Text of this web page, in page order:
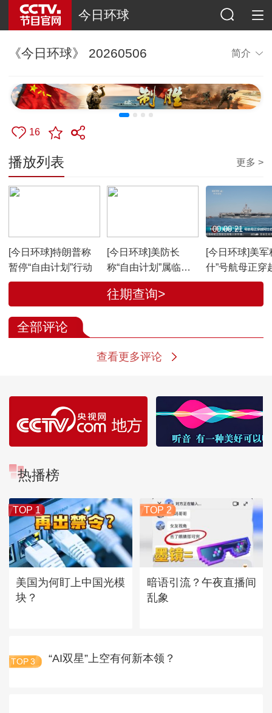
今日环球
《今日环球》 20260506 简介
16
播放列表 更多 >
[今日环球]特朗普称
暂停“自由计划”行动
[今日环球]美防长
称“自由计划”属临时
任务
[今日环球]美军
什”号航母正穿
伯海
00:00:21
往期查询>
全部评论
查看更多评论
热播榜
TOP 1
美国为何盯上中国光模
块？
TOP 2
暗语引流？午夜直播间
乱象
TOP 3 “AI双星”上空有何新本领？